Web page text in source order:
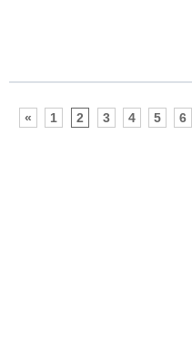
« 1 2 3 4 5 6